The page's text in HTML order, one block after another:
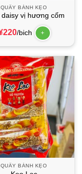
QUẦY BÁNH KẸO
daisy vị hương cốm
220/bich +
QUẦY BÁNH KẸO